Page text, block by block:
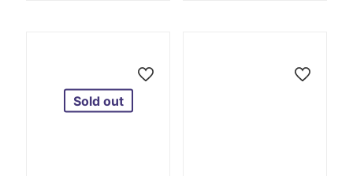
Sold out